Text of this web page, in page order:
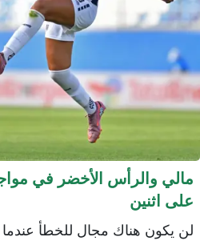
والرأس الأخضر في
اثنين
يكون هناك مجال للخطأ عندما